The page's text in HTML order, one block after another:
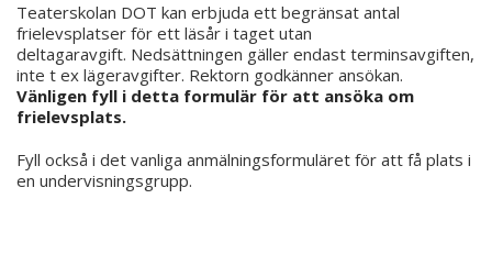
Teaterskolan DOT kan erbjuda ett begränsat antal
frielevsplatser för ett läsår i taget utan
deltagaravgift. Nedsättningen gäller endast terminsavgiften,
inte t ex lägeravgifter. Rektorn godkänner ansökan.
Vänligen fyll i detta formulär för att ansöka om
frielevsplats.
Fyll också i det vanliga anmälningsformuläret för att få plats i
en undervisningsgrupp.